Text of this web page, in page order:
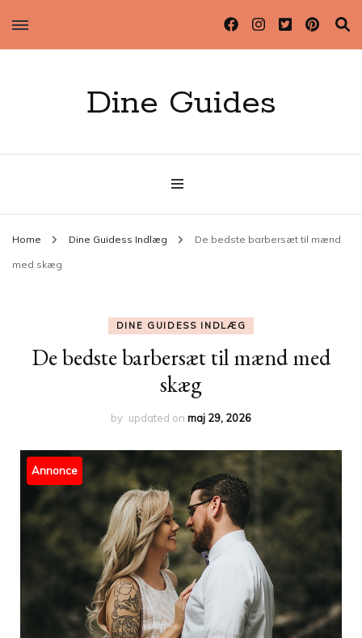
Dine Guides
Home Dine Guidess Indlæg De bedste barbersæt til mænd
med skæg
DINE GUIDESS INDLÆG
De bedste barbersæt til mænd med
skæg
by updated on maj 29, 2026
Annonce